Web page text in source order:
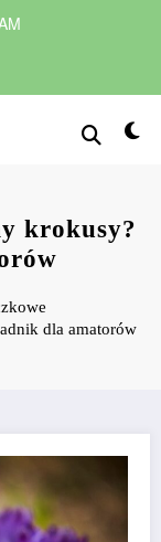
krokusy?
dla amatorów